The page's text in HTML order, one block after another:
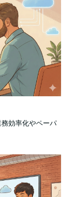
効率化やペーパ